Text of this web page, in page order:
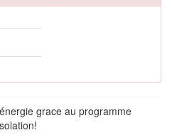
grace au programme